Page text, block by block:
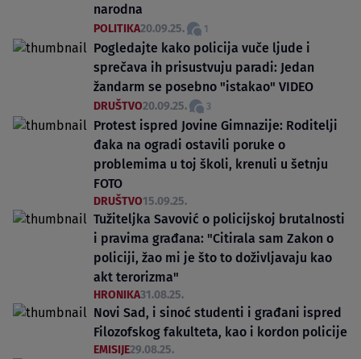
narodna
POLITIKA20.09.25. 1
Pogledajte kako policija vuče ljude i
sprečava ih prisustvuju paradi: Jedan
žandarm se posebno "istakao" VIDEO
DRUŠTVO20.09.25. 3
Protest ispred Jovine Gimnazije: Roditelji
đaka na ogradi ostavili poruke o
problemima u toj školi, krenuli u šetnju
FOTO
DRUŠTVO15.09.25.
Tužiteljka Savović o policijskoj brutalnosti
i pravima građana: "Citirala sam Zakon o
policiji, žao mi je što to doživljavaju kao
akt terorizma"
HRONIKA31.08.25.
Novi Sad, i sinoć studenti i građani ispred
Filozofskog fakulteta, kao i kordon policije
EMISIJE29.08.25.